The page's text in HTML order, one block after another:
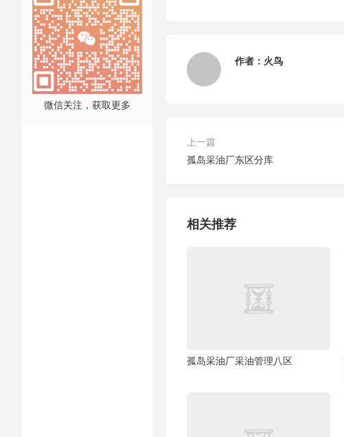
微信关注，获取更多
作者： 火鸟
上一篇
孤岛采油厂东区分库
相关推荐
孤岛采油厂采油管理八区